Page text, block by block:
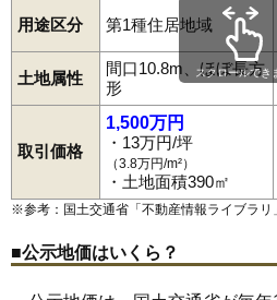
用途区分 第1種住居地域
土地属性
間口10.8m、ほぼ長方
形
取引価格
1,500万円
・13万円/坪
（3.8万円/m²）
・土地面積390㎡
スクロールでき
※参考：国土交通省「不動産情報ライブラリ
■公示地価はいくら？